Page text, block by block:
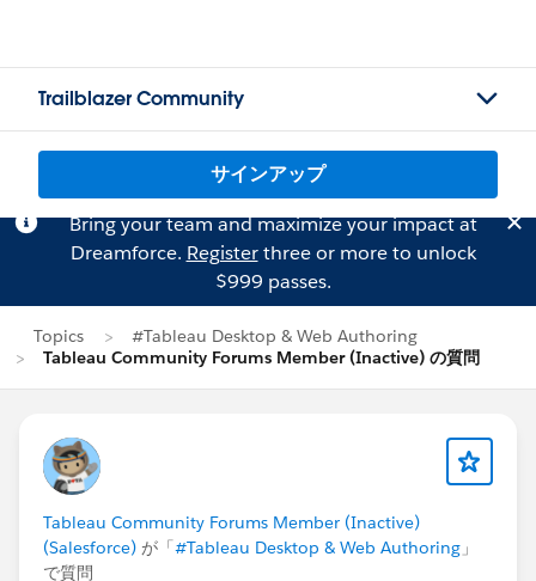
Trailblazer Community
サインアップ
Bring your team and maximize your impact at
Dreamforce. Registerthree or more to unlock
$999 passes.
Topics
#Tableau Desktop & Web Authoring
Tableau Community Forums Member (Inactive) の質問
Tableau Community Forums Member (Inactive)
(Salesforce) が「#Tableau Desktop & Web Authoring 」
で質問